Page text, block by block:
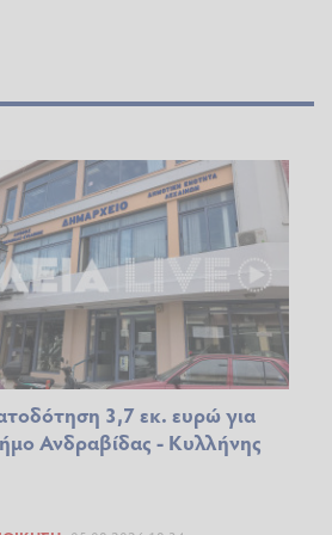
3,7 εκ. ευρώ για
Ανδραβίδας - Κυλλήνης